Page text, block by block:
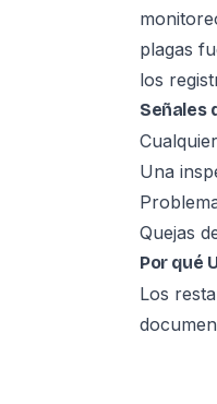
plagas
los
Señales
Una
Quejas
Por qué
Los